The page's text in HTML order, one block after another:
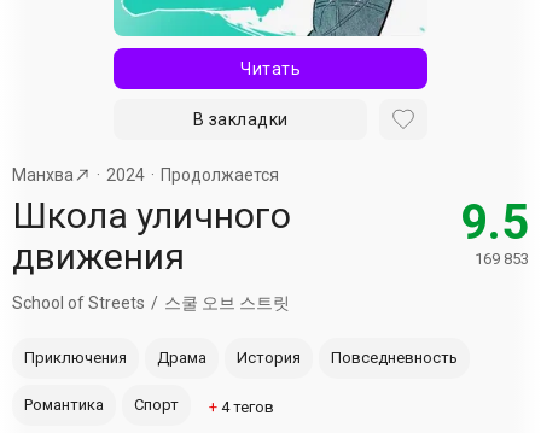
Читать
В закладки
Манхва 2024 Продолжается
Школа уличного
движения
School of Streets 스쿨 오브 스트릿
9.5
169 853
Приключения Драма История Повседневность
Романтика Спорт + 4тегов